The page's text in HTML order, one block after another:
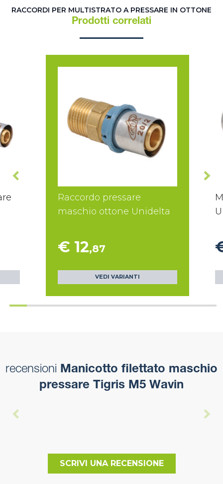
RACCORDI PER MULTISTRATO A PRESSARE IN OTTONE
Prodotti correlati
Raccordo pressare
maschio ottone Unidelta
€ 12,87
VEDI VARIANTI
recensioni Manicotto filettato maschio
pressare Tigris M5 Wavin
SCRIVI UNA RECENSIONE